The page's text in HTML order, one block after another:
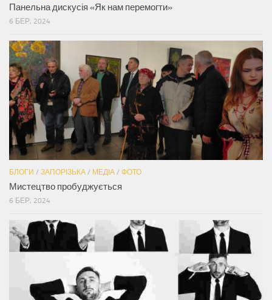
Панельна дискусія «Як нам перемогти»
6 БЕР, 2024
БЛОГИ / ЗАПОРІЗЬКА / МЕДІА / ФОТО
Мистецтво пробуджується
6 БЕР, 2024